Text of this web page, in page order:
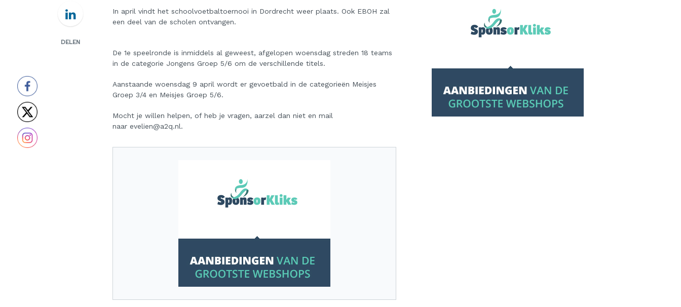
In april vindt het schoolvoetbaltoernooi in Dordrecht weer plaats. Ook EBOH zal
een deel van de scholen ontvangen.
De 1e speelronde is inmiddels al geweest, afgelopen woensdag streden 18 teams
in de categorie Jongens Groep 5/6 om de verschillende titels.
Aanstaande woensdag 9 april wordt er gevoetbald in de categorieën Meisjes
Groep 3/4 en Meisjes Groep 5/6.
Mocht je willen helpen, of heb je vragen, aarzel dan niet en mail
naar evelien@a2q.nl.
DELEN